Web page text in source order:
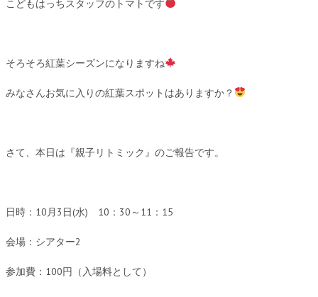
お問合わせ
こどもはっちスタッフのトマトです
そろそろ紅葉シーズンになりますね
みなさんお気に入りの紅葉スポットはありますか？
さて、本日は『親子リトミック』のご報告です。
日時：10月3日(水) 10：30～11：15
会場：シアター2
参加費：100円（入場料として）